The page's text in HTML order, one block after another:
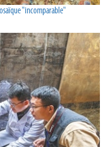
"incomparable"